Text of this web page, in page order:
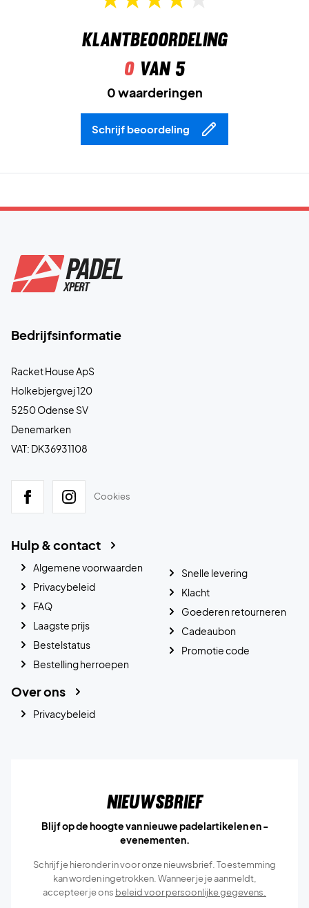
Klantbeoordeling
0van 5
0 waarderingen
Schrijf beoordeling
Bedrijfsinformatie
Racket House ApS
Holkebjergvej 120
5250 Odense SV
Denemarken
VAT: DK36931108
Cookies
Hulp & contact
Algemene voorwaarden
Privacybeleid
FAQ
Laagste prijs
Bestelstatus
Bestelling herroepen
Snelle levering
Klacht
Goederen retourneren
Cadeaubon
Promotie code
Over ons
Privacybeleid
Nieuwsbrief
Blijf op de hoogte van nieuwe padelartikelen en -
evenementen.
Schrijf je hieronder in voor onze nieuwsbrief. Toestemming
kan worden ingetrokken. Wanneer je je aanmeldt,
accepteer je ons beleid voor persoonlijke gegevens.